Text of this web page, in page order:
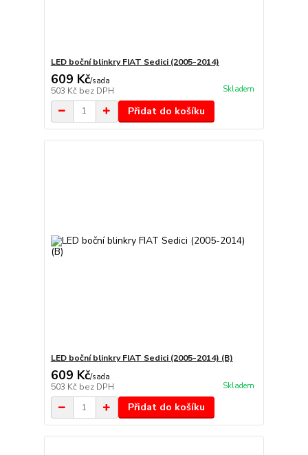
LED boční blinkry FIAT Sedici (2005-2014)
609 Kč/sada
503 Kč bez DPH Skladem
Přidat do košíku
LED boční blinkry FIAT Sedici (2005-2014) (B)
609 Kč/sada
503 Kč bez DPH Skladem
Přidat do košíku